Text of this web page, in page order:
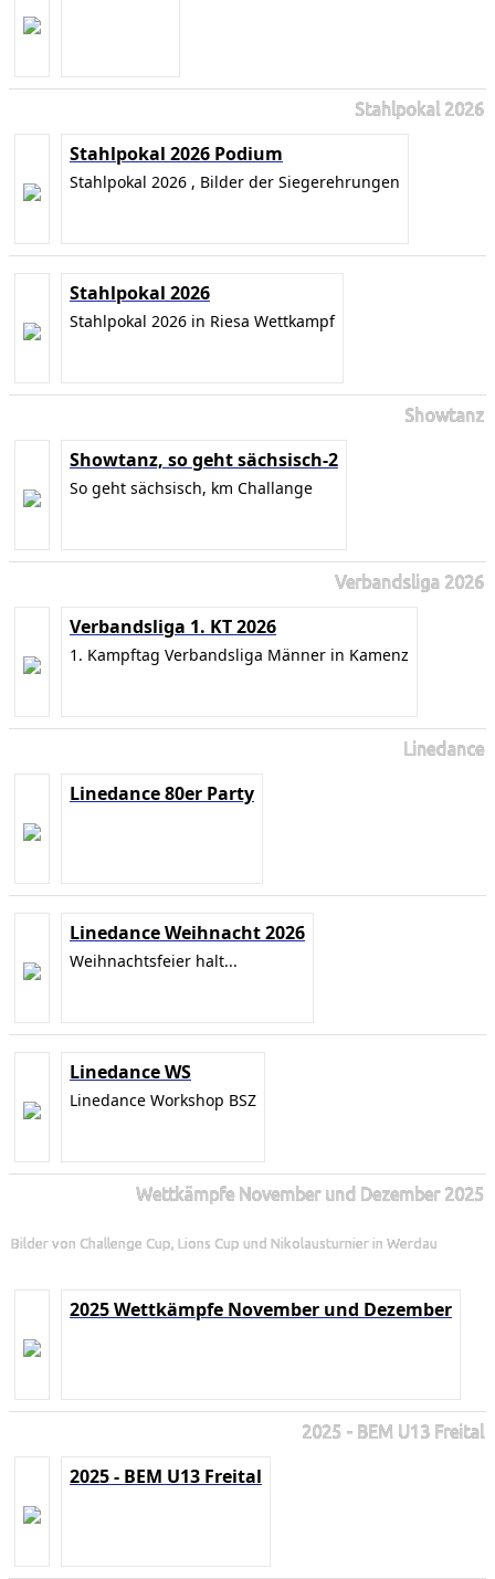
Stahlpokal 2026
Stahlpokal 2026 Podium
Stahlpokal 2026 , Bilder der Siegerehrungen
Stahlpokal 2026
Stahlpokal 2026 in Riesa Wettkampf
Showtanz
Showtanz, so geht sächsisch-2
So geht sächsisch, km Challange
Verbandsliga 2026
Verbandsliga 1. KT 2026
1. Kampftag Verbandsliga Männer in Kamenz
Linedance
Linedance 80er Party
Linedance Weihnacht 2026
Weihnachtsfeier halt...
Linedance WS
Linedance Workshop BSZ
Wettkämpfe November und Dezember 2025
Bilder von Challenge Cup, Lions Cup und Nikolausturnier in Werdau
2025 Wettkämpfe November und Dezember
2025 - BEM U13 Freital
2025 - BEM U13 Freital